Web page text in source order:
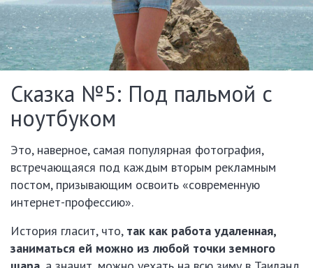
Сказка №5: Под пальмой с
ноутбуком
Это, наверное, самая популярная фотография,
встречающаяся под каждым вторым рекламным
постом, призывающим освоить «современную
интернет-профессию».
История гласит, что, так как работа удаленная,
заниматься ей можно из любой точки земного